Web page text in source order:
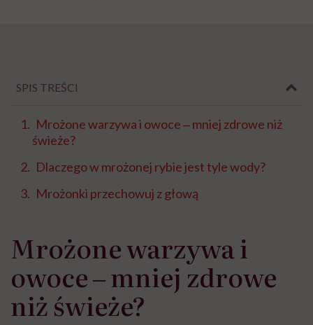
SPIS TREŚCI
Mrożone warzywa i owoce ‒ mniej zdrowe niż
świeże?
Dlaczego w mrożonej rybie jest tyle wody?
Mrożonki przechowuj z głową
Mrożone warzywa i
owoce ‒ mniej zdrowe
niż świeże?